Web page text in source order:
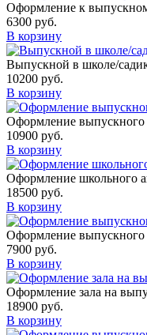
Оформление к
6300 руб.
В корзину
Выпускной в школе/
10200 руб.
В корзину
Оформление
10900 руб.
В корзину
Оформление школьного
18500 руб.
В корзину
Оформление
7900 руб.
В корзину
Оформление зала на
18900 руб.
В корзину